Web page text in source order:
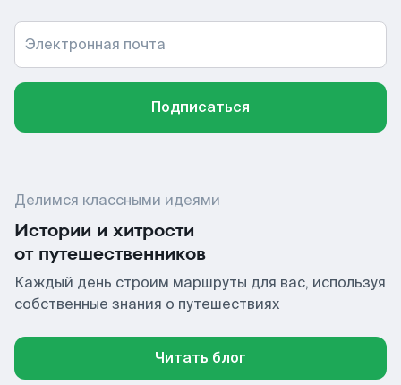
Электронная почта
Подписаться
Делимся классными идеями
Истории и хитрости
от путешественников
Каждый день строим маршруты для вас, используя
собственные знания о путешествиях
Читать блог